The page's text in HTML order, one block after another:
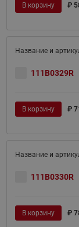
В корзину ₽
111B0329R
В корзину ₽
111B0330R
В корзину ₽